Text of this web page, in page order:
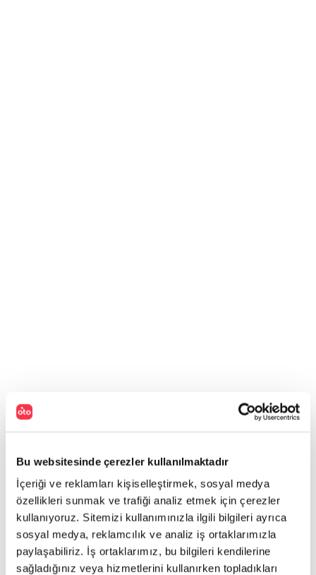
Bu websitesinde çerezler kullanılmaktadır
İçeriği ve reklamları kişiselleştirmek, sosyal medya
özellikleri sunmak ve trafiği analiz etmek için çerezler
kullanıyoruz. Sitemizi kullanımınızla ilgili bilgileri ayrıca
sosyal medya, reklamcılık ve analiz iş ortaklarımızla
paylaşabiliriz. İş ortaklarımız, bu bilgileri kendilerine
sağladığınız veya hizmetlerini kullanırken topladıkları